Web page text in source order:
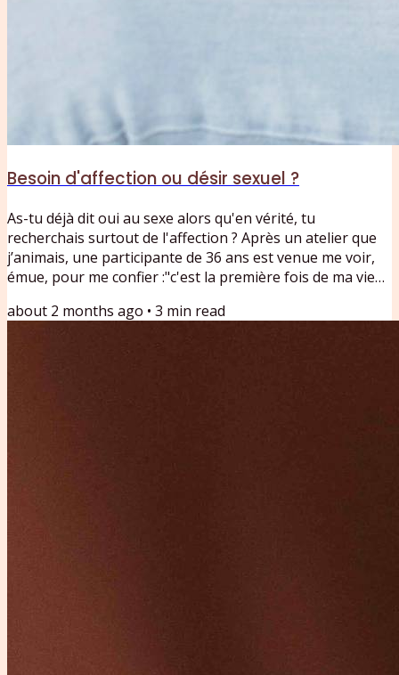
Besoin d'affection ou désir sexuel ?
As-tu déjà dit oui au sexe alors qu'en vérité, tu
recherchais surtout de l'affection ? Après un atelier que
j’animais, une participante de 36 ans est venue me voir,
émue, pour me confier :"c'est la première fois de ma vie
simplement envie de me faire du bien, et que ça s'arrête
about 2 months ago • 3 min read